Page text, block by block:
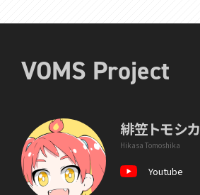
VOMS Project
緋笠トモシカ
Hikasa Tomoshika
Youtube